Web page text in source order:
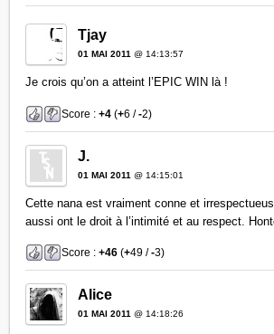
Tjay
01 MAI 2011 @ 14:13:57
Je crois qu’on a atteint l’EPIC WIN là !
Score :+4 (+6 /-2)
J.
01 MAI 2011 @ 14:15:01
Cette nana est vraiment conne et
aussi ont le droit à l’intimité et au respect.
Score :+46 (+49 /-3)
Alice
01 MAI 2011 @ 14:18:26